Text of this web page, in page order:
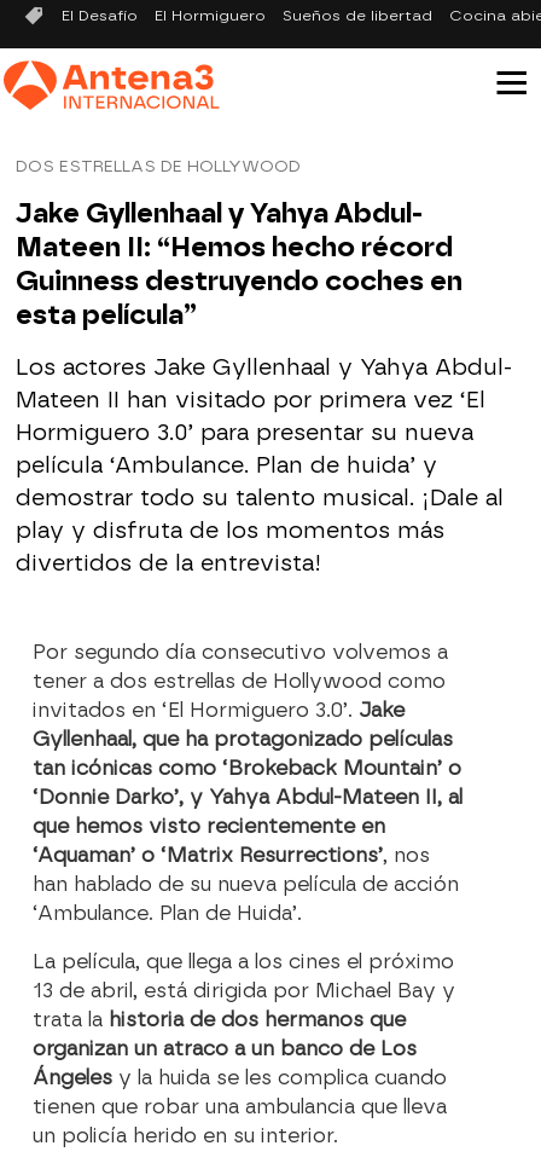
El Desafío El Hormiguero Sueños de libertad Cocina
DOS ESTRELLAS DE HOLLYWOOD
Jake Gyllenhaal y Yahya Abdul-
Mateen II: “Hemos hecho récord
Guinness destruyendo coches en
esta película”
Los actores Jake Gyllenhaal y Yahya Abdul-
Mateen II han visitado por primera vez ‘El
Hormiguero 3.0’ para presentar su nueva
película ‘Ambulance. Plan de huida’ y
demostrar todo su talento musical. ¡Dale al
play y disfruta de los momentos más
divertidos de la entrevista!
Por segundo día consecutivo volvemos a
tener a dos estrellas de Hollywood como
invitados en ‘El Hormiguero 3.0’. Jake
Gyllenhaal, que ha protagonizado películas
tan icónicas como ‘Brokeback Mountain’ o
‘Donnie Darko’, y Yahya Abdul-Mateen II, al
que hemos visto recientemente en
‘Aquaman’ o ‘Matrix Resurrections’, nos
han hablado de su nueva película de acción
‘Ambulance. Plan de Huida’.
La película, que llega a los cines el próximo
13 de abril, está dirigida por Michael Bay y
trata la historia de dos hermanos que
organizan un atraco a un banco de Los
Ángeles y la huida se les complica cuando
tienen que robar una ambulancia que lleva
un policía herido en su interior.